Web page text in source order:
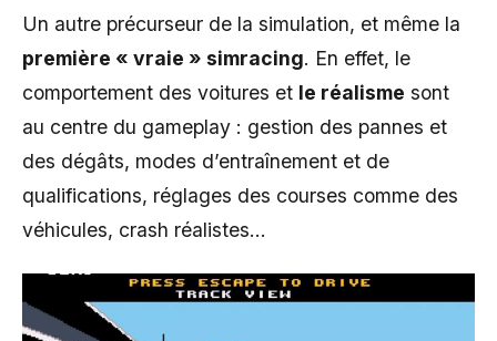
Un autre précurseur de la simulation, et même la
première « vraie » simracing. En effet, le
comportement des voitures et le réalisme sont
au centre du gameplay : gestion des pannes et
des dégâts, modes d’entraînement et de
qualifications, réglages des courses comme des
véhicules, crash réalistes…